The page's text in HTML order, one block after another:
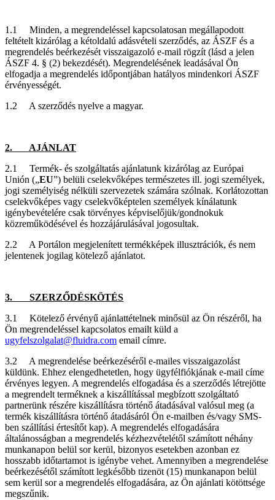
1.1 Minden, a megrendeléssel kapcsolatosan megállapodott
feltételt kizárólag a kétoldalú adásvételi szerződés, az ÁSZF és a
megrendelés beérkezését visszaigazoló e-mail rögzít (lásd a jelen
ÁSZF 4. § (2) bekezdését). Megrendelésének leadásával Ön
elfogadja a megrendelés időpontjában hatályos mindenkori ÁSZF
érvényességét.
1.2 A szerződés nyelve a magyar.
2. AJÁNLAT
2.1 Termék- és szolgáltatás ajánlatunk kizárólag az Európai
Unión („EU”) belüli cselekvőképes természetes ill. jogi személyek,
jogi személyiség nélküli szervezetek számára szólnak. Korlátozottan
cselekvőképes vagy cselekvőképtelen személyek kínálatunk
igénybevételére csak törvényes képviselőjük/gondnokuk
közreműködésével és hozzájárulásával jogosultak.
2.2 A Portálon megjelenített termékképek illusztrációk, és nem
jelentenek jogilag kötelező ajánlatot.
3. SZERZŐDÉSKÖTÉS
3.1 Kötelező érvényű ajánlattételnek minősül az Ön részéről, ha
Ön megrendeléssel kapcsolatos emailt küld a
ugyfelszolgalat@fluidra.com email címre.
3.2 A megrendelése beérkezéséről e-mailes visszaigazolást
küldünk. Ehhez elengedhetetlen, hogy ügyfélfiókjának e-mail címe
érvényes legyen. A megrendelés elfogadása és a szerződés létrejötte
a megrendelt terméknek a kiszállítással megbízott szolgáltató
partnerünk részére kiszállításra történő átadásával valósul meg (a
termék kiszállításra történő átadásáról Ön e-mailben és/vagy SMS-
ben szállítási értesítőt kap). A megrendelés elfogadására
általánosságban a megrendelés kézhezvételétől számított néhány
munkanapon belül sor kerül, bizonyos esetekben azonban ez
hosszabb időtartamot is igénybe vehet. Amennyiben a megrendelése
beérkezésétől számított legkésőbb tizenöt (15) munkanapon belül
sem kerül sor a megrendelés elfogadására, az Ön ajánlati kötöttsége
megszűnik.